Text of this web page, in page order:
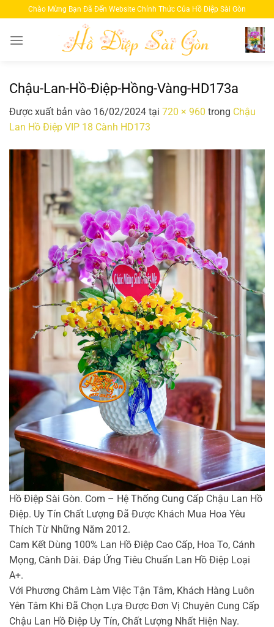
qua
nội
Chào Mừng Bạn Đã Đến Website Chính Thức Của Hồ Diệp Sài Gòn
Chậu-Lan-Hồ-Điệp-Hồng-Vàng-HD173a
Được xuất bản vào 16/02/2024 tại 720 × 960 trong Chậu
Lan Hồ Điệp VIP 18 Cành HD173
Hồ Điệp Sài Gòn. Com – Hệ Thống Cung Cấp Chậu Lan Hồ
Điệp. Uy Tín Chất Lượng Đã Được Khách Mua Hoa Yêu
Thích Từ Những Năm 2012.
Cam Kết Dùng 100% Lan Hồ Điệp Cao Cấp, Hoa To, Cánh
Mọng, Cành Dài. Đáp Ứng Tiêu Chuẩn Lan Hồ Điệp Loại
A+.
Với Phương Châm Làm Việc Tận Tâm, Khách Hàng Luôn
Yên Tâm Khi Đã Chọn Lựa Được Đơn Vị Chuyên Cung Cấp
Chậu Lan Hồ Điệp Uy Tín, Chất Lượng Nhất Hiện Nay.